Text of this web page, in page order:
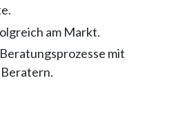
am Markt.
mit